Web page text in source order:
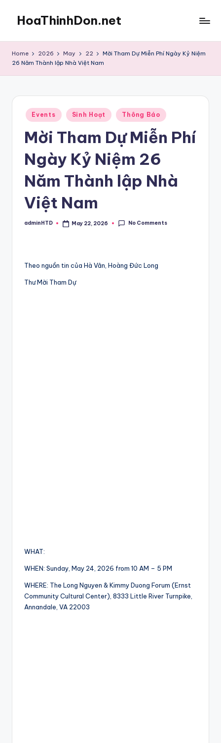
content
HoaThinhDon.net
in
Home 2026 May 22
Mời Tham Dự Miễn Phí Ngày Kỷ Niệm
26 Năm Thành lập Nhà Việt Nam
Posted
in
Events Sinh Hoạt Thông Báo
Mời Tham Dự Miễn Phí
Ngày Kỷ Niệm 26
Năm Thành lập Nhà
Việt Nam
Posted
adminHTD May 22, 2026 No Comments
Theo nguồn tin của Hà Vân, Hoàng Đức Long
Thư Mời Tham Dự
WHAT:
WHEN: Sunday, May 24, 2026 from 10 AM – 5 PM
WHERE: The Long Nguyen & Kimmy Duong Forum (Ernst
Community Cultural Center), 8333 Little River Turnpike,
Annandale, VA 22003